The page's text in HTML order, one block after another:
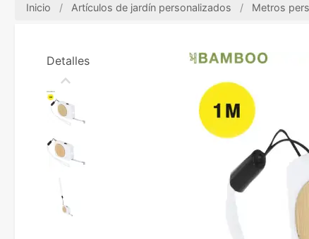
Inicio Artículos de jardín personalizados Metros
Detalles